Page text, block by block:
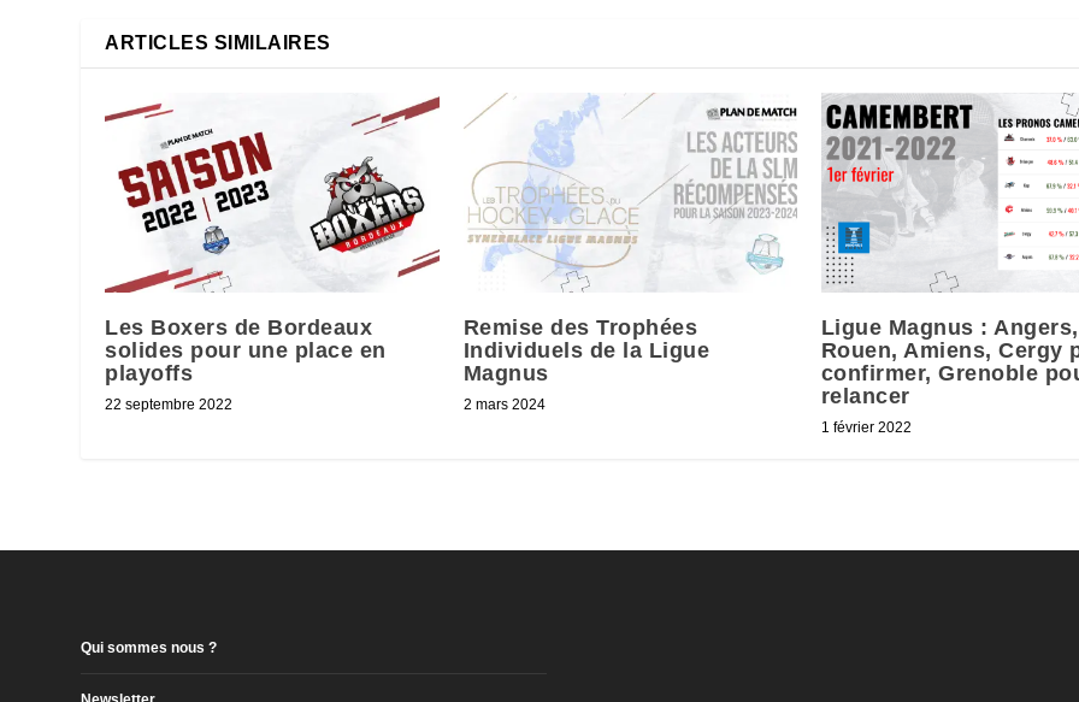
ARTICLES SIMILAIRES
Les Boxers de Bordeaux
solides pour une place en
playoffs
22 septembre 2022
Remise des Trophées
Individuels de la Ligue
Magnus
2 mars 2024
Ligue Magnus : Angers,
Rouen, Amiens, Cergy
confirmer, Grenoble
relancer
1 février 2022
Qui sommes nous ?